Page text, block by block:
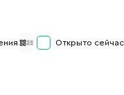
Открыто сейчас